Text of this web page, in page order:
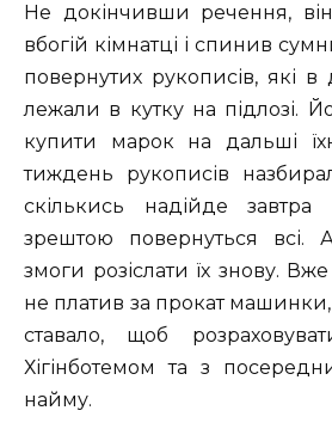
Не докінчивши речення,
вбогій кімнатці і спинив
повернутих рукописів, які в
лежали в кутку на підлозі.
купити марок на дальші
тиждень рукописів
скількись надійде завтра
зрештою повернуться всі.
змоги розіслати їх знову.
не платив за прокат
ставало, щоб
Хігінботемом та з
найму.